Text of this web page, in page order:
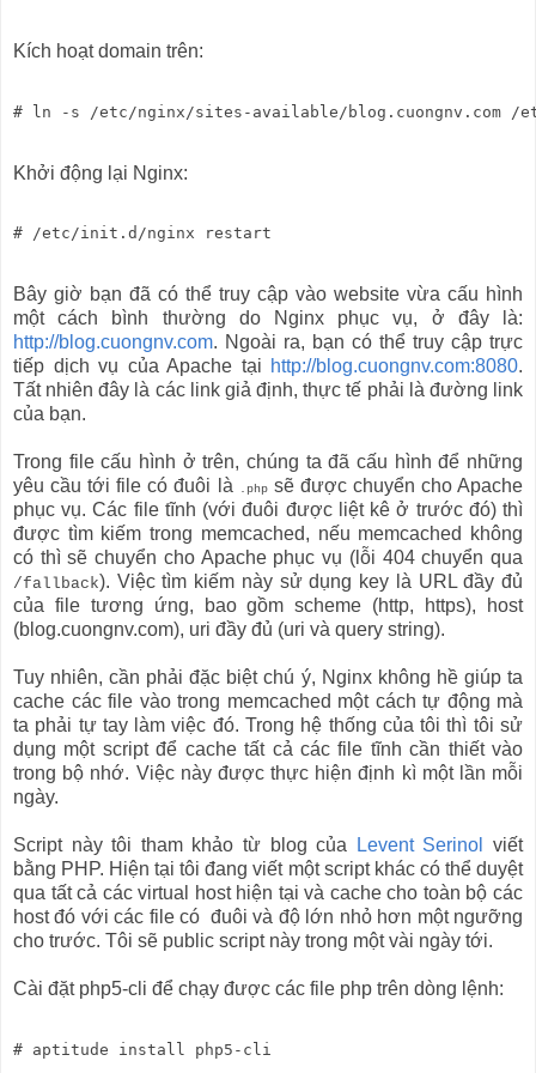
Kích hoạt domain trên:
Khởi động lại Nginx:
Bây giờ bạn đã có thể truy cập vào website vừa cấu hình
một cách bình thường do Nginx phục vụ, ở đây là:
http://blog.cuongnv.com. Ngoài ra, bạn có thể truy cập trực
tiếp dịch vụ của Apache tại http://blog.cuongnv.com:8080.
Tất nhiên đây là các link giả định, thực tế phải là đường link
của bạn.
Trong file cấu hình ở trên, chúng ta đã cấu hình để những
yêu cầu tới file có đuôi là
.phpsẽ được chuyển cho Apache
phục vụ. Các file tĩnh (với đuôi được liệt kê ở trước đó) thì
được tìm kiếm trong memcached, nếu memcached không
có thì sẽ chuyển cho Apache phục vụ (lỗi 404 chuyển qua
/fallback). Việc tìm kiếm này sử dụng key là URL đầy đủ
của file tương ứng, bao gồm scheme (http, https), host
(blog.cuongnv.com), uri đầy đủ (uri và query string).
Tuy nhiên, cần phải đặc biệt chú ý, Nginx không hề giúp ta
cache các file vào trong memcached một cách tự động mà
ta phải tự tay làm việc đó. Trong hệ thống của tôi thì tôi sử
dụng một script để cache tất cả các file tĩnh cần thiết vào
trong bộ nhớ. Việc này được thực hiện định kì một lần mỗi
ngày.
Script này tôi tham khảo từ blog của Levent Serinol
viết
bằng PHP. Hiện tại tôi đang viết một script khác có thể duyệt
qua tất cả các virtual host hiện tại và cache cho toàn bộ các
host đó với các file có đuôi và độ lớn nhỏ hơn một ngưỡng
cho trước. Tôi sẽ public script này trong một vài ngày tới.
Cài đặt php5-cli để chạy được các file php trên dòng lệnh: